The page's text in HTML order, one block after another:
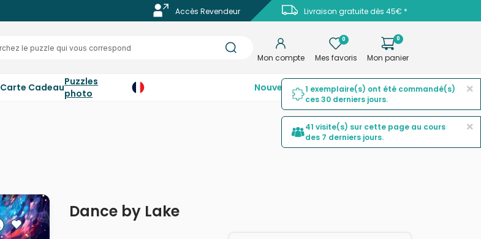
Livraison gratuite dès 45€ *
Accès Revendeur
Mon compte
0
Mes favoris
0
Mon panier
Carte CadeauPuzzles
photo
Nouveautés Top ventesPromotions
Dance by Lake
×
1 exemplaire(s) ont été commandé(s)
ces 30 derniers jours.
×
41 visite(s) sur cette page au cours
des 7 derniers jours.